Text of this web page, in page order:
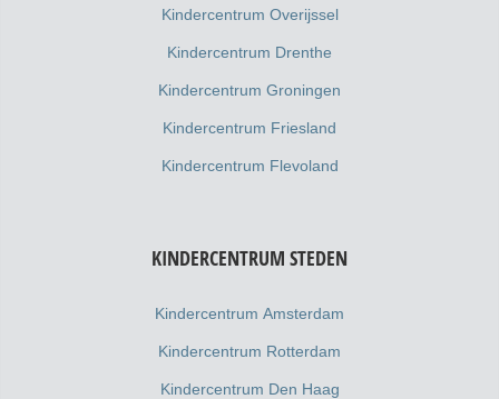
Kindercentrum Overijssel
Kindercentrum Drenthe
Kindercentrum Groningen
Kindercentrum Friesland
Kindercentrum Flevoland
KINDERCENTRUM STEDEN
Kindercentrum Amsterdam
Kindercentrum Rotterdam
Kindercentrum Den Haag